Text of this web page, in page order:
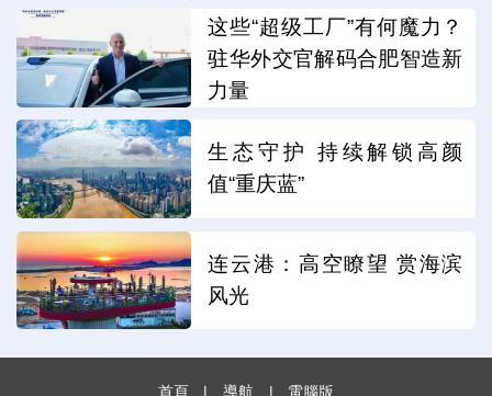
这些“超级工厂”有何魔力？
驻华外交官解码合肥智造新
力量
生态守护 持续解锁高颜
值“重庆蓝”
连云港：高空瞭望 赏海滨
风光
首頁 | 導航 | 電腦版